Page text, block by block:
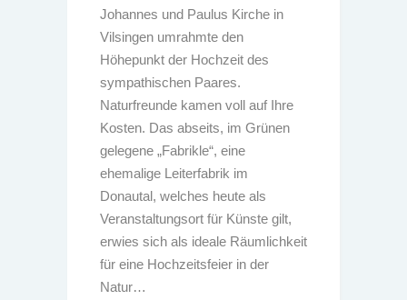
Johannes und Paulus Kirche in
Vilsingen umrahmte den
Höhepunkt der Hochzeit des
sympathischen Paares.
Naturfreunde kamen voll auf Ihre
Kosten. Das abseits, im Grünen
gelegene „Fabrikle“, eine
ehemalige Leiterfabrik im
Donautal, welches heute als
Veranstaltungsort für Künste gilt,
erwies sich als ideale Räumlichkeit
für eine Hochzeitsfeier in der
Natur…